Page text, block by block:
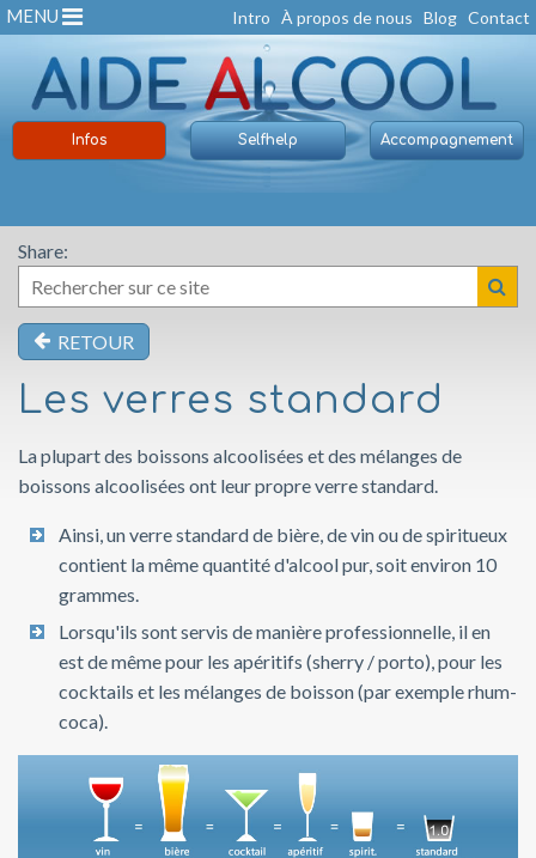
MENU Intro À propos de nous Blog Contact
Infos Selfhelp Accompagnement
Share:
RETOUR
Les verres standard
La plupart des boissons alcoolisées et des mélanges de
boissons alcoolisées ont leur propre verre standard.
Ainsi, un verre standard de bière, de vin ou de spiritueux
contient la même quantité d'alcool pur, soit environ 10
grammes.
Lorsqu'ils sont servis de manière professionnelle, il en
est de même pour les apéritifs (sherry / porto), pour les
cocktails et les mélanges de boisson (par exemple rhum-
coca).